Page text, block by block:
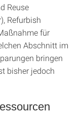
Reuse
Refurbish
für
Abschnitt im
bringen
bisher jedoch